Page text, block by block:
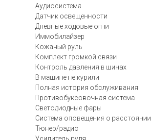
Аудиосистема
Датчик освещенности
Дневные ходовые огни
Иммобилайзер
Кожаный руль
Комплект громкой связи
Контроль давления в шинах
В машине не курили
Полная история обслуживания
Противобуксовочная система
Светодиодные фары
Система оповещения о расстоянии
Тюнер/радио